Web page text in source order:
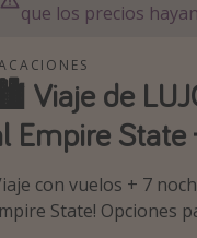
destinos
que los precios
Viaje de
Empire
con vuelos + 7
State! Opciones